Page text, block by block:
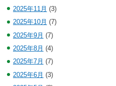
2025年11月 (3)
2025年10月 (7)
2025年9月 (7)
2025年8月 (4)
2025年7月 (7)
2025年6月 (3)